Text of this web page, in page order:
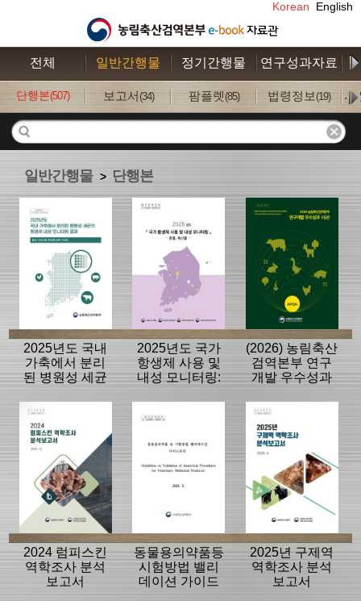
Korean English
전체 일반간행물 정기간행물 연구성과자료
단행본(507) 보고서 (34) 팜플렛 (85) 법령정보(19) 사
일반간행물 > 단행본
2025년도 국내
가축에서 분리
된 병원성 세균
모니터링 결과
2025년도 국가
항생제 사용 및
내성 모니터링:
(2026) 농림축산
검역본부 연구
개발 우수성과
2024 럼피스킨
역학조사 분석
보고서
동물용의약품등
시험방법 밸리
데이션 가이드
2025년 구제역
역학조사 분석
보고서